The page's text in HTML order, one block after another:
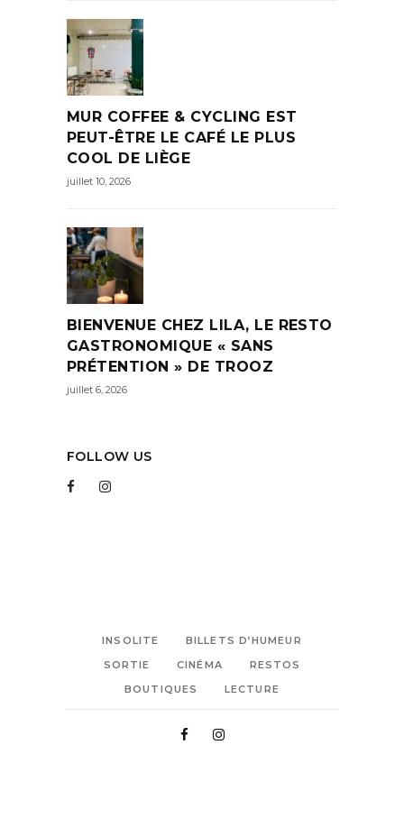
MUR COFFEE & CYCLING EST
PEUT-ÊTRE LE CAFÉ LE PLUS
COOL DE LIÈGE
juillet 10, 2026
BIENVENUE CHEZ LILA, LE RESTO
GASTRONOMIQUE « SANS
PRÉTENTION » DE TROOZ
juillet 6, 2026
FOLLOW US
INSOLITE
BILLETS D’HUMEUR
SORTIE
CINÉMA
RESTOS
BOUTIQUES
LECTURE